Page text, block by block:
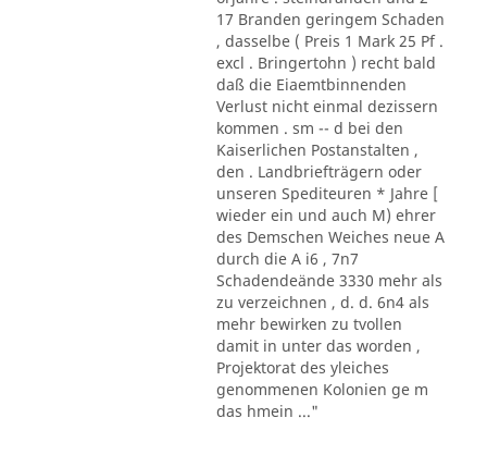
17 Branden geringem Schaden
, dasselbe ( Preis 1 Mark 25 Pf .
excl . Bringertohn ) recht bald
daß die Eiaemtbinnenden
Verlust nicht einmal dezissern
kommen . sm -- d bei den
Kaiserlichen Postanstalten ,
den . Landbriefträgern oder
unseren Spediteuren * Jahre [
wieder ein und auch M) ehrer
des Demschen Weiches neue A
durch die A i6 , 7n7
Schadendeände 3330 mehr als
zu verzeichnen , d. d. 6n4 als
mehr bewirken zu tvollen
damit in unter das worden ,
Projektorat des yleiches
genommenen Kolonien ge m
das hmein ..."